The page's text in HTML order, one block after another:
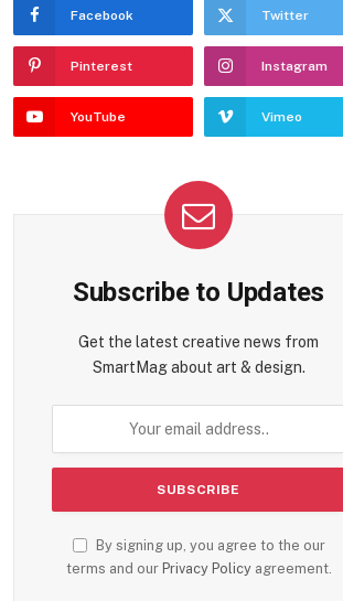
Facebook Twitter
Pinterest Instagram
YouTube Vimeo
Subscribe to Updates
Get the latest creative news from
SmartMag about art & design.
By signing up, you agree to the our
terms and our Privacy Policyagreement.